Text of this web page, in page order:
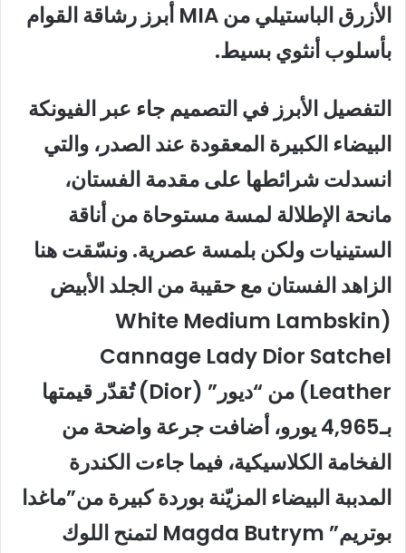
الأزرق الباستيلي من MIA أبرز رشاقة القوام
بأسلوب أنثوي بسيط.
التفصيل الأبرز في التصميم جاء عبر الفيونكة
البيضاء الكبيرة المعقودة عند الصدر، والتي
انسدلت شرائطها على مقدمة الفستان،
مانحة الإطلالة لمسة مستوحاة من أناقة
الستينيات ولكن بلمسة عصرية. ونسّقت هنا
الزاهد الفستان مع حقيبة من الجلد الأبيض
(White Medium Lambskin
Cannage Lady Dior Satchel
Leather) من “ديور” (Dior) تُقدّر قيمتها
بـ4,965 يورو، أضافت جرعة واضحة من
الفخامة الكلاسيكية، فيما جاءت الكندرة
المدببة البيضاء المزيّنة بوردة كبيرة من”ماغدا
بوتريم” Magda Butrym لتمنح اللوك